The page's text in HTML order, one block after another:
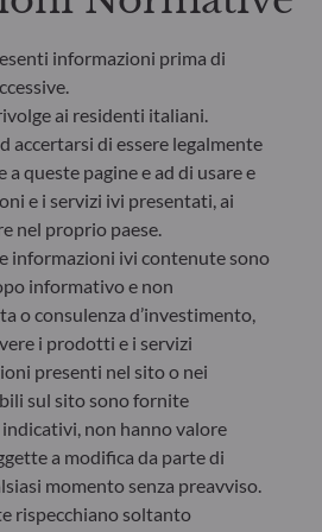
rischio) a 7 (alto rischio).
La categoria più bassa
I dati storici, come
il SRI, potrebbero non
affidabile del futuro profilo di
vi è alcuna garanzia che gli
in termini di rischio
informazioni prima di
ai residenti italiani.
accertarsi di essere legalmente
queste pagine e ad di usare e
e i servizi ivi presentati, ai
nel proprio paese.
informazioni ivi contenute sono
informativo e non
o consulenza d’investimento,
i prodotti e i servizi
presenti nel sito o nei
sul sito sono fornite
non hanno valore
a modifica da parte di
momento senza preavviso.
rispecchiano soltanto